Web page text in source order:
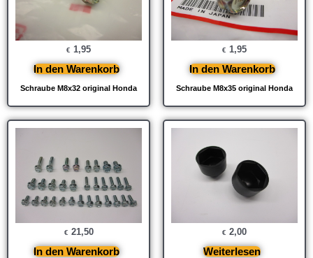
Schraube M8x32 original Honda
€ 1,95
In den Warenkorb
Schraube M8x35 original Honda
€ 1,95
In den Warenkorb
€ 21,50
In den Warenkorb
€ 2,00
Weiterlesen